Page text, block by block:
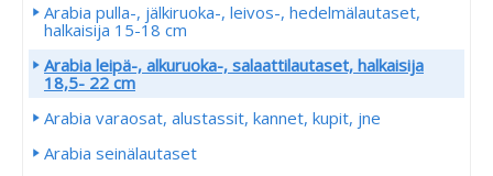
Arabia pulla-, jälkiruoka-, leivos-, hedelmälautaset,
halkaisija 15-18 cm
Arabia leipä-, alkuruoka-, salaattilautaset, halkaisija
18,5- 22 cm
Arabia varaosat, alustassit, kannet, kupit, jne
Arabia seinälautaset